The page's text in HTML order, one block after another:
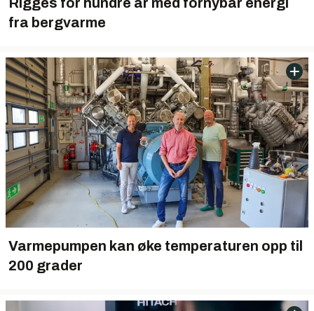
fra bergvarme
Varmepumpen kan øke temperaturen opp til
200 grader